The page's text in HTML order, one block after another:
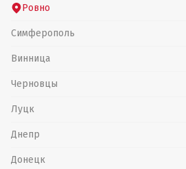
Ровно
Симферополь
Винница
Черновцы
Луцк
Днепр
Донецк